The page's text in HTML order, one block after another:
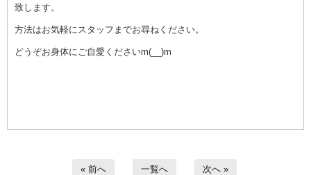
致します。
方法はお気軽にスタッフまでお尋ねください。
どうぞお身体にご自愛くださいm(__)m
« 前へ 一覧へ 次へ »